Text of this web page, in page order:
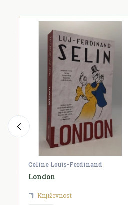
Celine Louis-Ferdinand
London
Književnost